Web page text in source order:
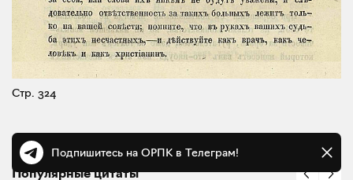
Стр. 324
Популярные цитаты
Подпишитесь на ОРПК в Телеграм!